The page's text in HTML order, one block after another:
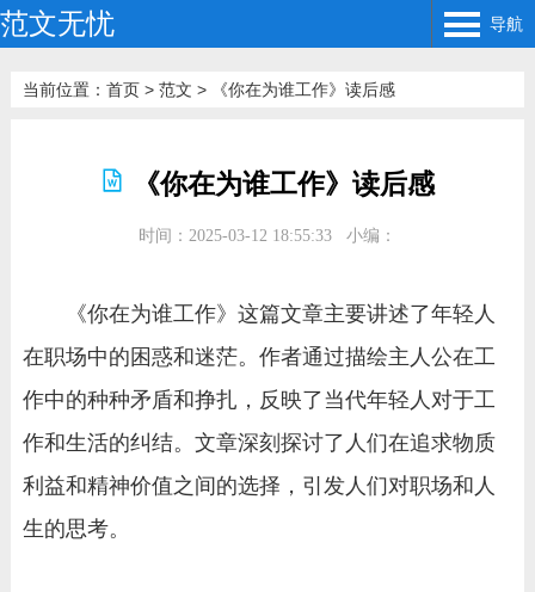
范文无忧 导航
当前位置： 首页> 范文 > 《你在为谁工作》读后感
《你在为谁工作》读后感
时间：2025-03-12 18:55:33 小编：
《你在为谁工作》这篇文章主要讲述了年轻人
在职场中的困惑和迷茫。作者通过描绘主人公在工
作中的种种矛盾和挣扎，反映了当代年轻人对于工
作和生活的纠结。文章深刻探讨了人们在追求物质
利益和精神价值之间的选择，引发人们对职场和人
生的思考。